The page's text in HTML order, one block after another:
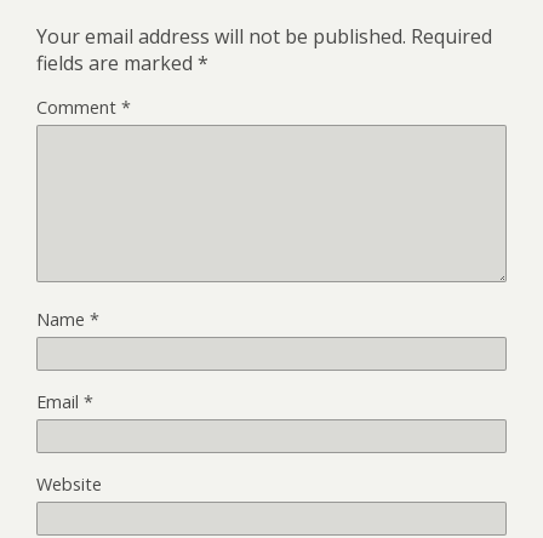
Your email address will not be published. Required
fields are marked *
Comment *
Name *
Email *
Website